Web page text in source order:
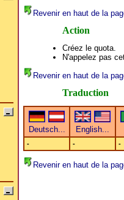
Revenir en haut de la
Action
Créez le quota.
N'appelez pas
Revenir en haut de la
Traduction
- - -
Revenir en haut de la